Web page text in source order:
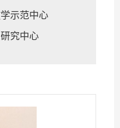
示范中心
究中心